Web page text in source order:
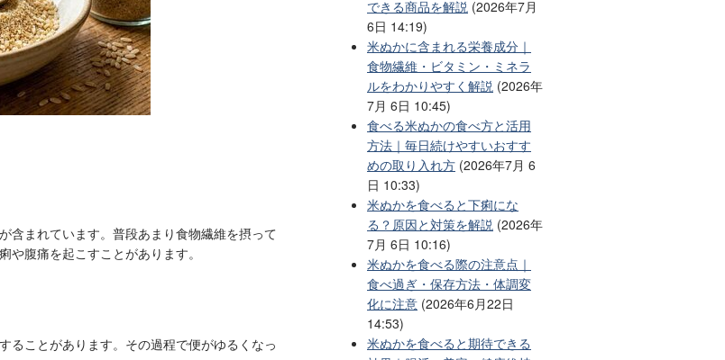
含まれています。普段あまり食物繊維を摂って
腹痛を起こすことがあります。
ることがあります。その過程で便がゆるくなっ
できる商品を解説 (2026年7月
6日 14:19)
米ぬかに含まれる栄養成分｜
食物繊維・ビタミン・ミネラ
ルをわかりやすく解説 (2026年
7月 6日 10:45)
食べる米ぬかの食べ方と活用
方法｜毎日続けやすいおすす
めの取り入れ方 (2026年7月 6
日 10:33)
米ぬかを食べると下痢にな
る？原因と対策を解説 (2026年
7月 6日 10:16)
米ぬかを食べる際の注意点｜
食べ過ぎ・保存方法・体調変
化に注意 (2026年6月22日
14:53)
米ぬかを食べると期待できる